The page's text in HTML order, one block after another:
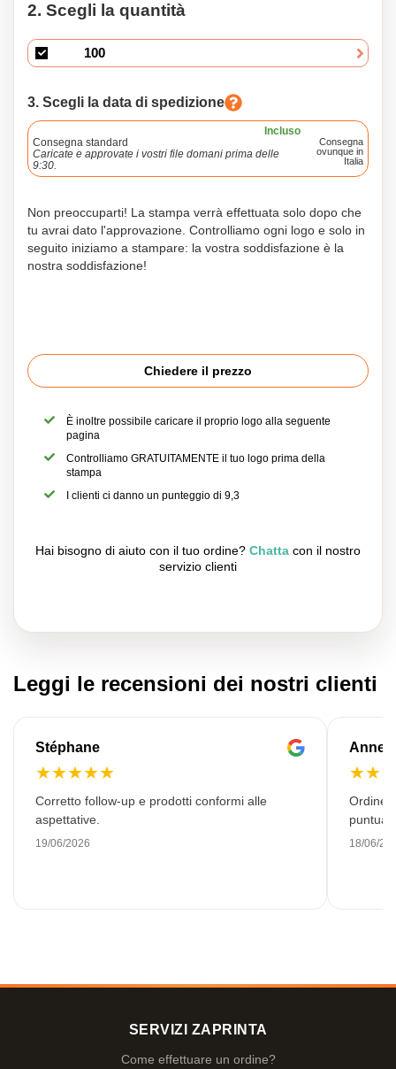
2. Scegli la quantità
3. Scegli la data di spedizione
Incluso
Consegna standard
Caricate e approvate i vostri file domani prima delle
9:30.
Consegna
ovunque in
Italia
Non preoccuparti! La stampa verrà effettuata solo dopo che
tu avrai dato l'approvazione. Controlliamo ogni logo e solo in
seguito iniziamo a stampare: la vostra soddisfazione è la
nostra soddisfazione!
Chiedere il prezzo
È inoltre possibile caricare il proprio logo alla seguente
pagina
Controlliamo GRATUITAMENTE il tuo logo prima della
stampa
I clienti ci danno un punteggio di 9,3
Hai bisogno di aiuto con il tuo ordine? Chatta con il nostro
servizio clienti
Leggi le recensioni dei nostri clienti
Stéphane
★★★★★
Corretto follow-up e prodotti conformi alle
aspettative.
19/06/2026
Anne-
★★
Ordine
18/06/
SERVIZI ZAPRINTA
Come effettuare un ordine?